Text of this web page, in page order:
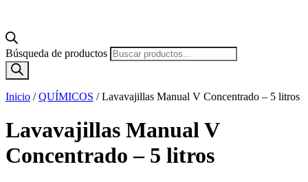
Búsqueda de productos
Inicio /QUÍMICOS /Lavavajillas Manual V Concentrado – 5 litros
Lavavajillas Manual V
Concentrado – 5 litros